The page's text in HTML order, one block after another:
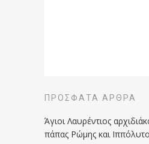
ΠΡΌΣΦΑΤΑ ΆΡΘΡΑ
Άγιοι Λαυρέντιος
πάπας Ρώμης και